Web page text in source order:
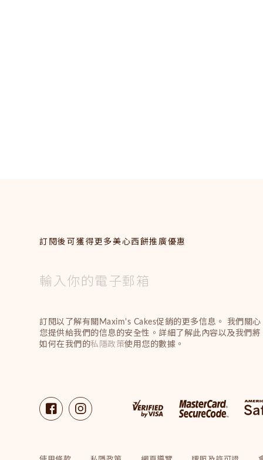
訂閱後可獲得更多美心西餅推廣優惠
訂閱以了解有關Maxim's Cakes促銷的更多信息。 我們關心
您提供給我們的信息的安全性。詳細了解此內容以及我們將
如何在我們的私隱政策使用您的數據。